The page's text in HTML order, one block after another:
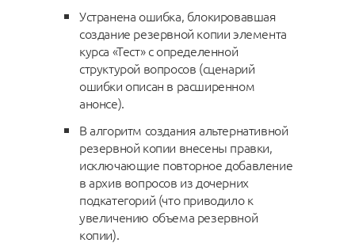
Устранена ошибка, блокировавшая
создание резервной копии элемента
курса «Тест» с определенной
структурой вопросов (сценарий
ошибки описан в расширенном
анонсе).
В алгоритм создания альтернативной
резервной копии внесены правки,
исключающие повторное добавление
в архив вопросов из дочерних
подкатегорий (что приводило к
увеличению объема резервной
копии).